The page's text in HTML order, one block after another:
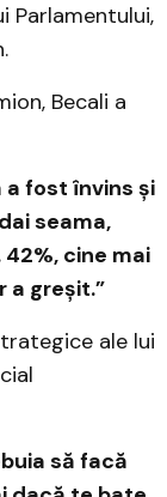
Parlamentului,
Becali a
a fost învins și
seama,
cine mai
a greșit.”
ale lui
să facă